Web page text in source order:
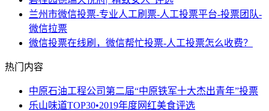
兰州市微信投票-专业人工刷票-人工投票平台-投票团队-
微信拉票
微信投票在线刷，微信帮忙投票-人工投票怎么收费？
热门内容
中原石油工程公司第二届“中原铁军十大杰出青年”投票
乐山味道TOP30•2019年度网红美食评选